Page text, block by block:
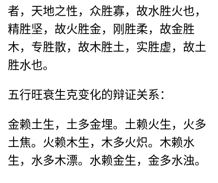
者，天地之性，众胜寡，故水胜火也，
精胜坚，故火胜金，刚胜柔，故金胜
木，专胜散，故木胜土，实胜虚，故土
胜水也。
五行旺衰生克变化的辩证关系：
金赖土生，土多金埋。土赖火生，火多
土焦。火赖木生，木多火炽。木赖水
生，水多木漂。水赖金生，金多水浊。